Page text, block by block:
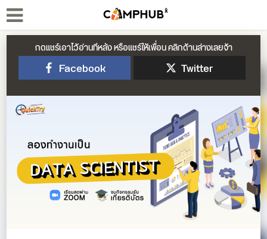
กดแชร์เอาไว้อ่านทีหลัง หรือแชร์ให้เพื่อน คลิกด้านล่างเลยจ้า
Facebook Twitter